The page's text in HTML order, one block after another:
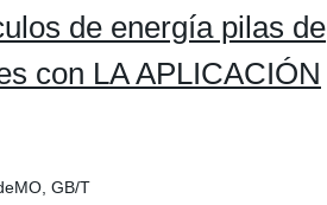
de energía pilas de
con LA APLICACIÓN
GB/T